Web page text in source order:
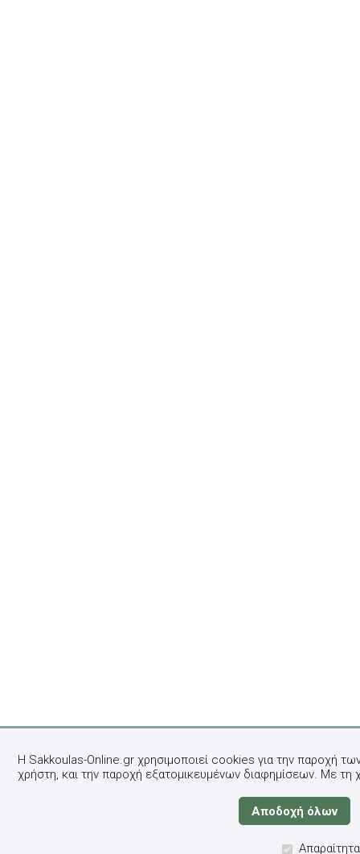
Η Sakkoulas-Online.gr χρησιμοποιεί cookies για την παροχή
χρήστη, και την παροχή εξατομικευμένων διαφημίσεων. Με